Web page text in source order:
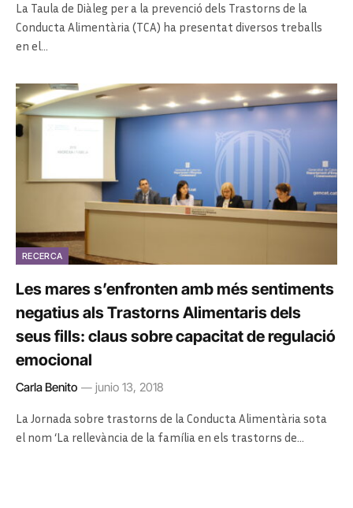
La Taula de Diàleg per a la prevenció dels Trastorns de la
Conducta Alimentària (TCA) ha presentat diversos treballs
en el…
RECERCA
Les mares s’enfronten amb més sentiments
negatius als Trastorns Alimentaris dels
seus fills: claus sobre capacitat de regulació
emocional
Carla Benito junio 13, 2018
La Jornada sobre trastorns de la Conducta Alimentària sota
el nom ‘La rellevància de la família en els trastorns de…